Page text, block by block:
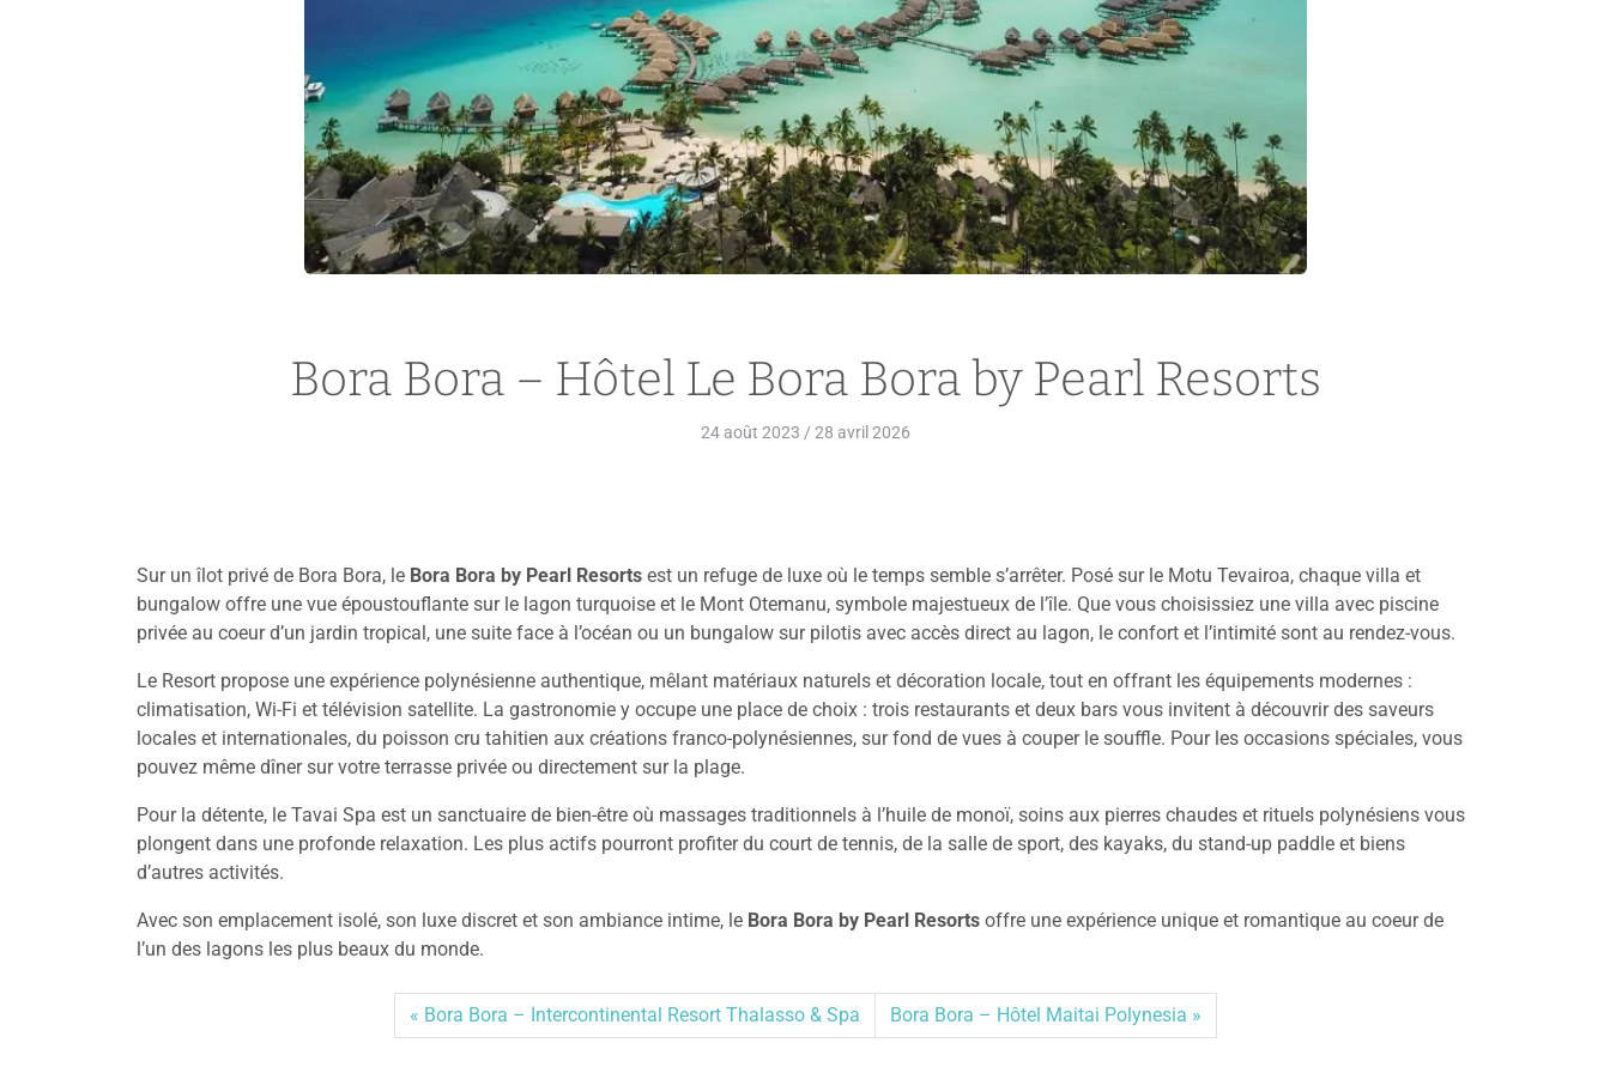
Bora Bora – Hôtel Le Bora Bora by Pearl Resorts
24 août 2023 / 28 avril 2026
Sur un îlot privé de Bora Bora, le Bora Bora by Pearl Resorts est un refuge de luxe où le temps semble s’arrêter. Posé sur le Motu Tevairoa, chaque villa et
bungalow offre une vue époustouflante sur le lagon turquoise et le Mont Otemanu, symbole majestueux de l’île. Que vous choisissiez une villa avec piscine
privée au coeur d’un jardin tropical, une suite face à l’océan ou un bungalow sur pilotis avec accès direct au lagon, le confort et l’intimité sont au rendez-vous.
Le Resort propose une expérience polynésienne authentique, mêlant matériaux naturels et décoration locale, tout en offrant les équipements modernes :
climatisation, Wi-Fi et télévision satellite. La gastronomie y occupe une place de choix : trois restaurants et deux bars vous invitent à découvrir des saveurs
locales et internationales, du poisson cru tahitien aux créations franco-polynésiennes, sur fond de vues à couper le souffle. Pour les occasions spéciales, vous
pouvez même dîner sur votre terrasse privée ou directement sur la plage.
Pour la détente, le Tavai Spa est un sanctuaire de bien-être où massages traditionnels à l’huile de monoï, soins aux pierres chaudes et rituels polynésiens vous
plongent dans une profonde relaxation. Les plus actifs pourront profiter du court de tennis, de la salle de sport, des kayaks, du stand-up paddle et biens
d’autres activités.
Avec son emplacement isolé, son luxe discret et son ambiance intime, le Bora Bora by Pearl Resorts offre une expérience unique et romantique au coeur de
l’un des lagons les plus beaux du monde.
Bora Bora – Intercontinental Resort Thalasso & Spa Bora Bora – Hôtel Maitai Polynesia